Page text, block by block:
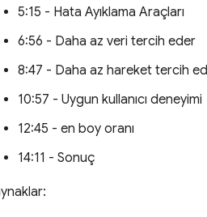
5:15 - Hata Ayıklama Araçları
6:56 - Daha az veri tercih eder
8:47 - Daha az hareket tercih
10:57 - Uygun kullanıcı deneyimi
12:45 - en boy oranı
14:11 - Sonuç